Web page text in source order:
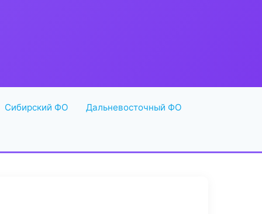
Сибирский ФО Дальневосточный ФО